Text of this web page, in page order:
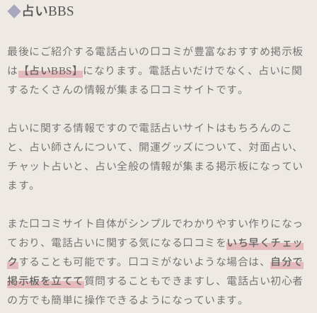
占いBBS
最後にご紹介する電話占いの口コミが豊富なおすすめ掲示板
は【占いBBS】になります。電話占いだけでなく、占いに関
するたくさんの情報が集まる口コミサイトです。
占いに関する情報ですので電話占いサイトはもちろんのこ
と、占い師さんについて、開運グッズについて、対面占い、
チャット占いと、占い全般の情報が集まる掲示板になってい
ます。
また口コミサイト自体がシンプルでわかりやすい作りになっ
ており、電話占いに関する気になる口コミをいち早くチェッ
クすることも可能です。口コミがないような場合は、 自分で
掲示板を立てて質問することもできますし、電話占い初心者
の方でも簡単に操作できるようになっています。